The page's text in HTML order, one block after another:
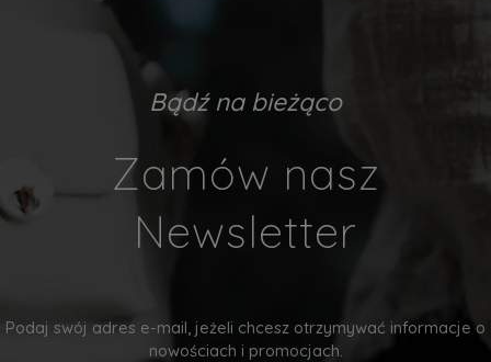
Bądź na bieżąco
Zamów nasz
Newsletter
Podaj swój adres e-mail, jeżeli chcesz otrzymywać informacje o
nowościach i promocjach.